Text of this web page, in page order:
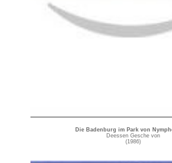
Die Badenburg im Park von
Deessen Gesche von
(1986)